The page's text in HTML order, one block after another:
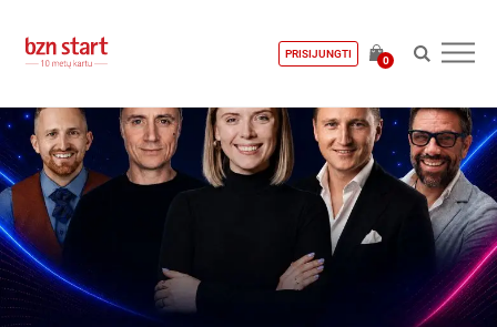
PRISIJUNGTI
0